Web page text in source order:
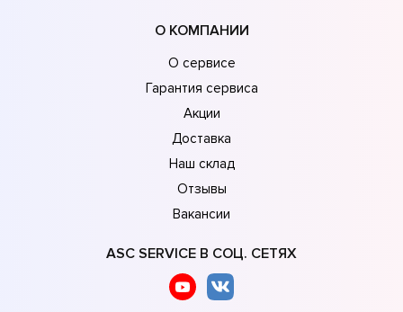
О КОМПАНИИ
О сервисе
Гарантия сервиса
Акции
Доставка
Наш склад
Отзывы
Вакансии
ASC SERVICE В СОЦ. СЕТЯХ